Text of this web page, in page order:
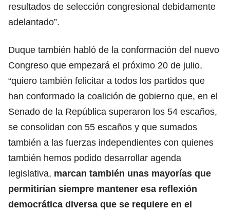
resultados de selección congresional debidamente
adelantado”.
Duque también habló de la conformación del nuevo
Congreso que empezará el próximo 20 de julio,
“quiero también felicitar a todos los partidos que
han conformado la coalición de gobierno que, en el
Senado de la República superaron los 54 escaños,
se consolidan con 55 escaños y que sumados
también a las fuerzas independientes con quienes
también hemos podido desarrollar agenda
legislativa, marcan también unas mayorías que
permitirían siempre mantener esa reflexión
democrática diversa que se requiere en el